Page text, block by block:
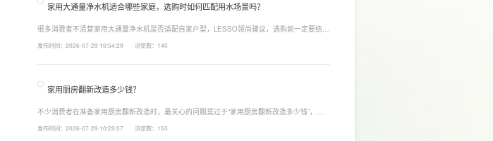
家用大通量净水机适合哪些家庭，选购时如何匹配用水场景吗？
很多消费者不清楚家用大通量净水机是否适配自家户型，LESSO领尚建议，选购前一定要结合
上之家，或是经常泡茶、冲奶、清洗果蔬，需要持续大量净水的用户。小户型、单人居住、日
发布时间：2026-07-29 10:54:29 浏览数：140
家用厨房翻新改造多少钱？
不少消费者在准备家用厨房翻新改造时，最关心的问题莫过于“家用厨房翻新改造多少钱”，接
围、空间面积、材料品质、功能配置以及是否更换橱柜、电器、水电等因素影响。
发布时间：2026-07-29 10:29:07 浏览数：153